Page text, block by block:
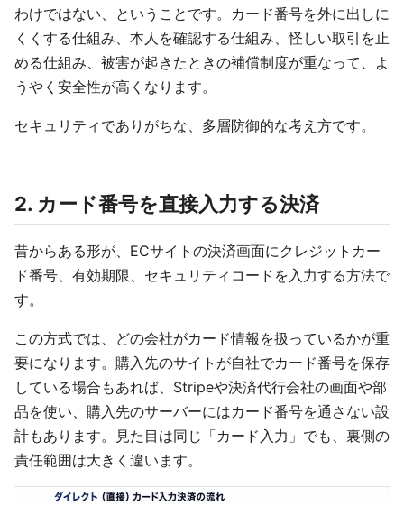
わけではない、ということです。カード番号を外に出しに
くくする仕組み、本人を確認する仕組み、怪しい取引を止
める仕組み、被害が起きたときの補償制度が重なって、よ
うやく安全性が高くなります。
セキュリティでありがちな、多層防御的な考え方です。
2. カード番号を直接入力する決済
昔からある形が、ECサイトの決済画面にクレジットカー
ド番号、有効期限、セキュリティコードを入力する方法で
す。
この方式では、どの会社がカード情報を扱っているかが重
要になります。購入先のサイトが自社でカード番号を保存
している場合もあれば、Stripeや決済代行会社の画面や部
品を使い、購入先のサーバーにはカード番号を通さない設
計もあります。見た目は同じ「カード入力」でも、裏側の
責任範囲は大きく違います。